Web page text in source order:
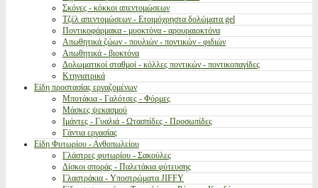
Σκόνες - κόκκοι απεντομώσεων
Τζέλ απεντομώσεων - Ετοιμόχρηστα δολώματα gel
Ποντικοφάρμακα - μυοκτόνα - αρουραιοκτόνα
Απωθητικά ζώων - πουλιών - ποντικών - φιδιών
Απωθητικά - βιοκτόνα
Δολωματικοί σταθμοί - κόλλες ποντικών - ποντικοπαγίδες
Κτηνιατρικά
Είδη προστασίας εργαζομένων
Μποτάκια - Γαλότσες - Φόρμες
Μάσκες ψεκασμού
Ιμάντες - Γυαλιά - Ωτασπίδες - Προσωπίδες
Γάντια εργασίας
Είδη Φυτωρίου - Ανθοπωλείου
Γλάστρες φυτωρίου - Σακούλες
Δίσκοι σποράς - Παλετάκια φύτευσης
Γλαστράκια - Υποστρώματα JIFFY